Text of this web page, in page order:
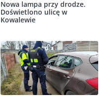
Nowa lampa przy drodze.
Doświetlono ulicę w
Kowalewie